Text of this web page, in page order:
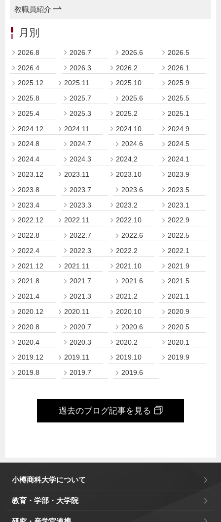
教職員紹介
月別
2026.8 2026.7 2026.6
2026.5
2026.4
2026.3 2026.2
2026.1
2025.12
2025.11 2025.10
2025.9
2025.8
2025.7 2025.6
2025.5
2025.4
2025.3 2025.2
2025.1
2024.12
2024.11 2024.10
2024.9
2024.8
2024.7 2024.6
2024.5
2024.4
2024.3 2024.2
2024.1
2023.12
2023.11 2023.10
2023.9
2023.8
2023.7 2023.6
2023.5
2023.4
2023.3 2023.2
2023.1
2022.12
2022.11 2022.10
2022.9
2022.8
2022.7 2022.6
2022.5
2022.4
2022.3 2022.2
2022.1
2021.12
2021.11 2021.10
2021.9
2021.8
2021.7 2021.6
2021.5
2021.4
2021.3 2021.2
2021.1
2020.12
2020.11 2020.10
2020.9
2020.8
2020.7 2020.6
2020.5
2020.4
2020.3 2020.2
2020.1
2019.12
2019.11 2019.10
2019.9
2019.8
2019.7 2019.6
過去のブログ記事を見る
小樽商科大学について
教育・学部・大学院